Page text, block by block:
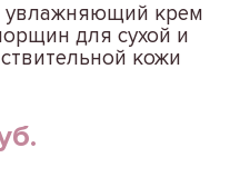
увлажняющий крем
для сухой и
кожи